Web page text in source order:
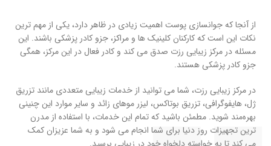
از آنجا که جوانسازی پوست اهمیت زیادی در ظاهر دارد، یکی از مهم ترین
نکات این است که کارکنان کلینیک ها و مراکز، جزو کادر پزشکی باشند. این
مسئله در مرکز زیبایی رزت صدق می کند و کادر فعال در این مرکز، همگی
جزو کادر پزشکی هستند.
در مرکز زیبایی رزت، شما می توانید از خدمات زیبایی متعددی مانند تزریق
ژل، هایفوگرافی، تزریق بوتاکس، لیزر موهای زائد و سایر موارد این چنینی
بهره‌مند شوید. مطمئن باشید که تمام این خدمات، با استفاده از مدرن
ترین تجهیزات روز دنیا برای شما انجام می شود و به شما عزیزان کمک